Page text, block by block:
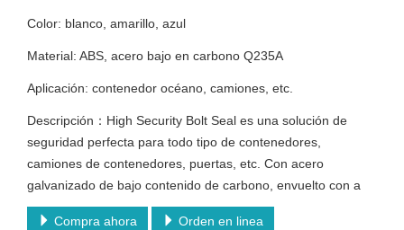
Color: blanco, amarillo, azul
Material: ABS, acero bajo en carbono Q235A
Aplicación: contenedor océano, camiones, etc.
Descripción：High Security Bolt Seal es una solución de
seguridad perfecta para todo tipo de contenedores,
camiones de contenedores, puertas, etc. Con acero
galvanizado de bajo contenido de carbono, envuelto con a
Compra ahora Orden en linea